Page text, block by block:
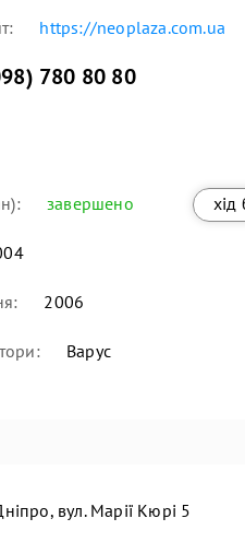
https://neoplaza.com.ua
780 80 80
завершено хід
2006
Варус
вул. Марії Кюрі 5